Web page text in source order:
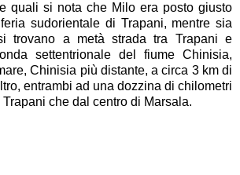
quali si nota che Milo era posto giusto
sudorientale di Trapani, mentre sia
trovano a metà strada tra Trapani e
settentrionale del fiume Chinisia,
Chinisia più distante, a circa 3 km di
entrambi ad una dozzina di chilometri
che dal centro di Marsala.